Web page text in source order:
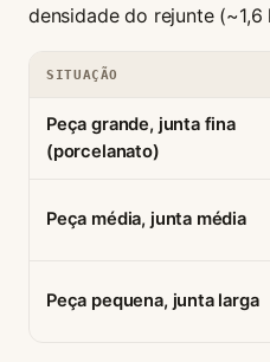
densidade do rejunte (~1,6
SITUAÇÃO
Peça grande, junta fina
(porcelanato)
Peça média, junta média
Peça pequena, junta larga